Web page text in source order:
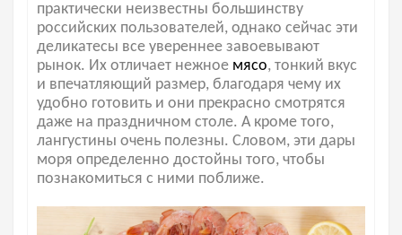
практически неизвестны большинству
российских пользователей, однако сейчас эти
деликатесы все увереннее завоевывают
рынок. Их отличает нежное мясо, тонкий вкус
и впечатляющий размер, благодаря чему их
удобно готовить и они прекрасно смотрятся
даже на праздничном столе. А кроме того,
лангустины очень полезны. Словом, эти дары
моря определенно достойны того, чтобы
познакомиться с ними поближе.